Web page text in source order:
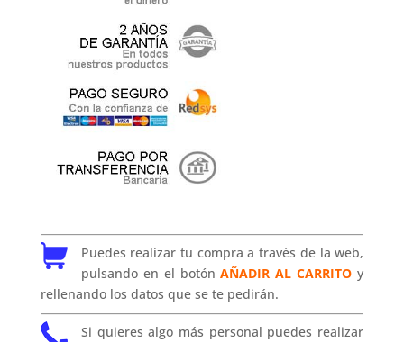
Puedes realizar tu compra a través de la web,
pulsando en el botónAÑADIR AL CARRITO y
rellenando los datos que se te pedirán.
Si quieres algo más personal puedes realizar